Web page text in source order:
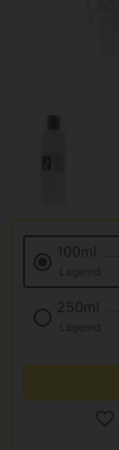
100ml
Lagernd
250ml
Lagernd